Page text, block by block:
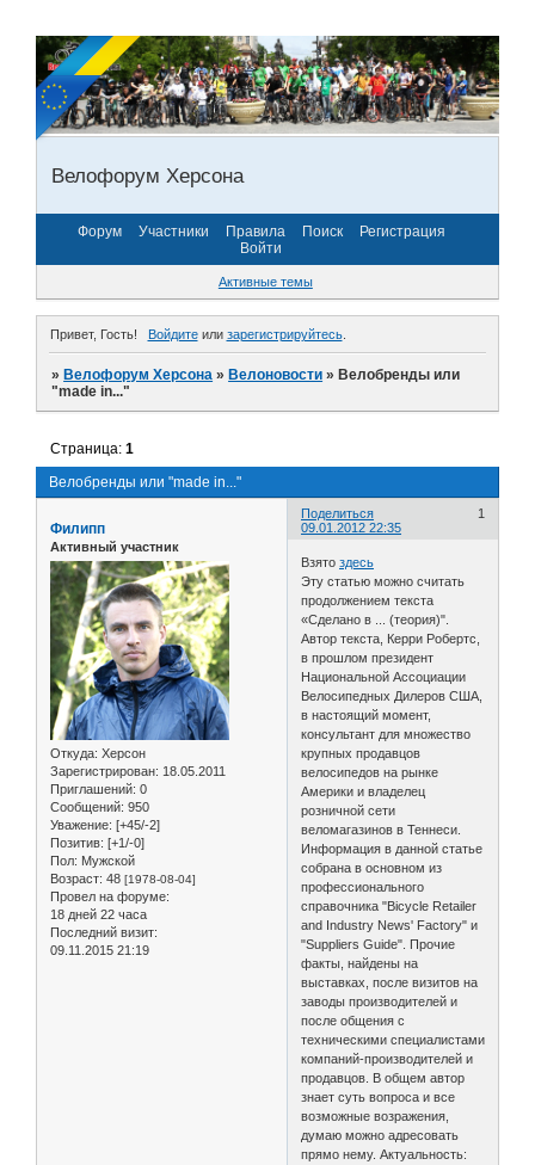
Велофорум Херсона
Форум Участники Правила Поиск
Регистрация
Войти
Активные темы
Привет, Гость! Войдитеили зарегистрируйтесь.
»Велофорум Херсона »Велоновости »Велобренды или
"made in..."
Велобренды или "made in..."
Страница:1
Поделиться
1
09.01.2012 22:35
Филипп
Активный участник
Откуда: Херсон
Зарегистрирован: 18.05.2011
Приглашений: 0
Сообщений: 950
Уважение: [+45/-2]
Позитив: [+1/-0]
Пол: Мужской
Возраст: 48 [1978-08-04]
Провел на форуме:
18 дней 22 часа
Последний визит:
09.11.2015 21:19
Взятоздесь
Эту статью можно считать
продолжением текста
«Сделано в ... (теория)".
Автор текста, Керри Робертс,
в прошлом президент
Национальной Ассоциации
Велосипедных Дилеров США,
в настоящий момент,
консультант для множество
крупных продавцов
велосипедов на рынке
Америки и владелец
розничной сети
веломагазинов в Теннеси.
Информация в данной статье
собрана в основном из
профессионального
справочника "Bicycle Retailer
and Industry News' Factory" и
"Suppliers Guide". Прочие
факты, найдены на
выставках, после визитов на
заводы производителей и
после общения с
техническими специалистами
компаний-производителей и
продавцов. В общем автор
знает суть вопроса и все
возможные возражения,
думаю можно адресовать
прямо нему. Актуальность: